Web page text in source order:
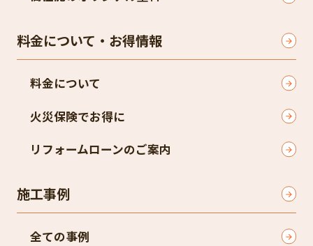
料金について・お得情報
料金について
火災保険でお得に
リフォームローンのご案内
施工事例
全ての事例